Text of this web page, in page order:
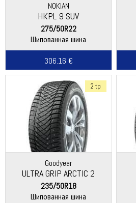
NOKIAN
HKPL 9 SUV
275/50R22
Шипованная шина
306.16 €
2 tp
Goodyear
ULTRA GRIP ARCTIC 2
235/50R18
Шипованная шина